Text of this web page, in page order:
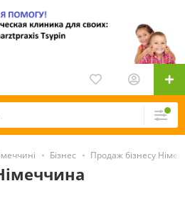
Бізнес Продаж бізнесу